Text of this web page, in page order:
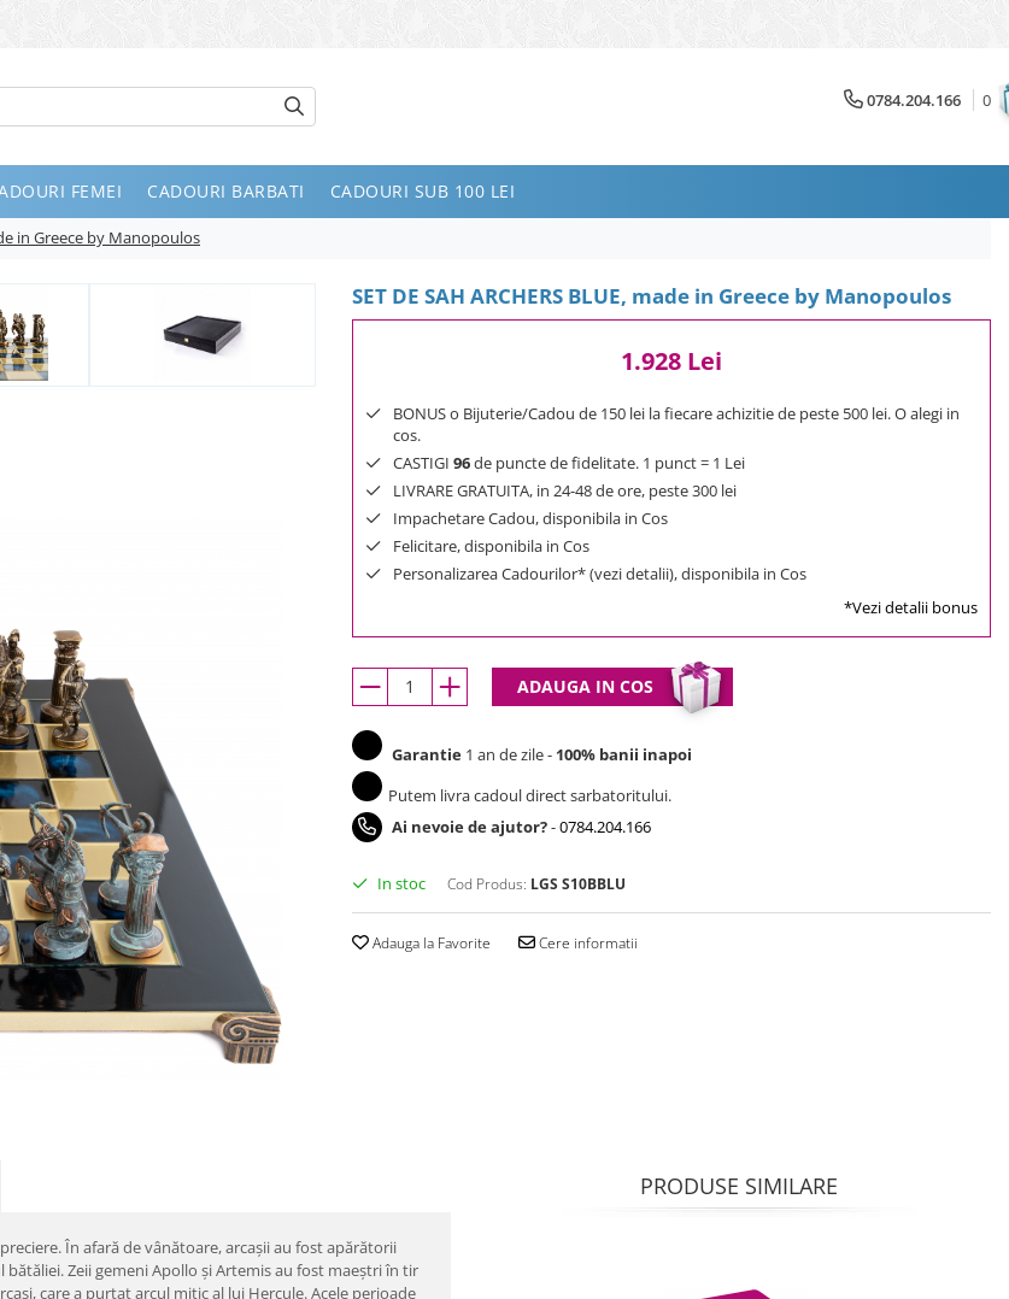
0784.204.166 0
FEMEI CADOURI BARBATI CADOURI SUB 100 LEI
in Greece by Manopoulos
SET DE SAH ARCHERS BLUE, made in Greece by Manopoulos
1.928 Lei
BONUS o Bijuterie/Cadou de 150 lei la fiecare achizitie de peste 500 lei. O alegi in
cos.
CASTIGI 96de puncte de fidelitate. 1 punct = 1 Lei
LIVRARE GRATUITA, in 24-48 de ore, peste 300 lei
Impachetare Cadou, disponibila in Cos
Felicitare, disponibila in Cos
Personalizarea Cadourilor* (vezi detalii), disponibila in Cos
*Vezi detalii bonus
ADAUGA IN COS
Garantie 1 an de zile - 100% banii inapoi
Putem livra cadoul direct sarbatoritului.
Ai nevoie de ajutor?-0784.204.166
In stoc Cod Produs: LGS S10BBLU
Adauga la Favorite Cere informatii
În afară de vânătoare, arcașii au fost apărătorii
Zeii gemeni Apollo și Artemis au fost maeștri în tir
care a purtat arcul mitic al lui Hercule. Acele perioade
PRODUSE SIMILARE